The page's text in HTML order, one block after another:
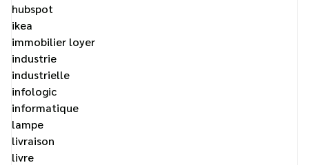
hubspot
ikea
immobilier loyer
industrie
industrielle
infologic
informatique
lampe
livraison
livre